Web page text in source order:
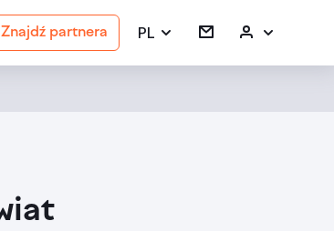
Znajdź partnera PL